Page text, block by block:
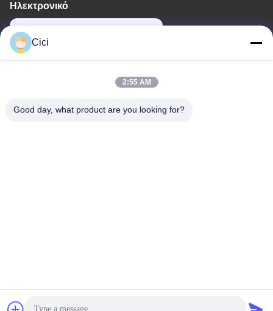
Ηλεκτρονικό
Διαμέρισμα A 101, Κτίριο 3C, Huachuangll, Οδός Huateng,
(Guangzhou) Digital Technology Co.,Ltd . Διατηρούνται όλα τα
Cici
2:55 AM
Good day, what product are you looking for?